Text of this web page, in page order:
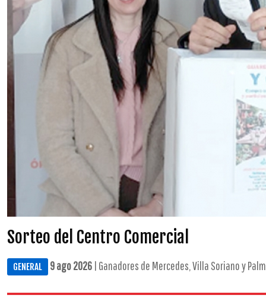
Sorteo del Centro Comercial
GENERAL 9 ago 2026 | Ganadores de Mercedes, Villa Soriano y